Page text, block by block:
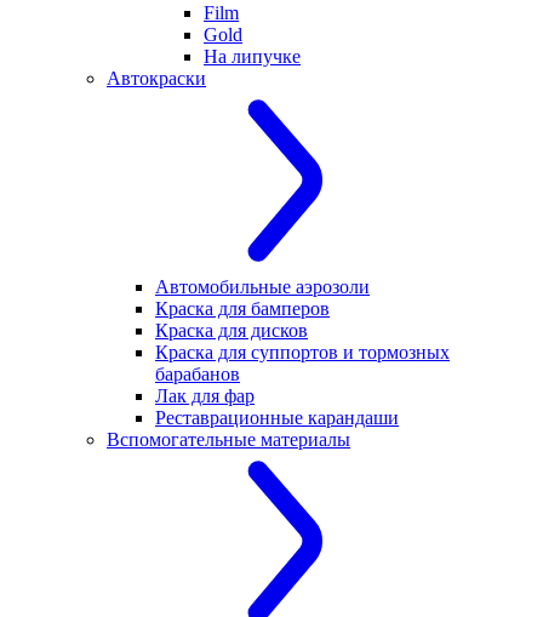
Film
Gold
На липучке
Автокраски
Автомобильные аэрозоли
Краска для бамперов
Краска для дисков
Краска для суппортов и тормозных
барабанов
Лак для фар
Реставрационные карандаши
Вспомогательные материалы